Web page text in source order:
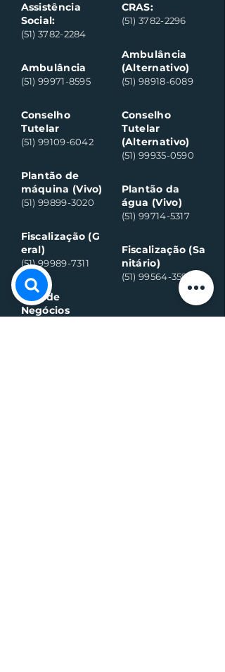
Assistência
Social:
(51) 3782-2284
Ambulância
(51) 99971-8595
Conselho
Tutelar
(51) 99109-6042
Plantão de
máquina (Vivo)
(51) 99899-3020
Fiscalização (G
eral)
(51) 99989-7311
Sala de
Negócios
CRAS:
(51) 3782-2296
Ambulância
(Alternativo)
(51) 98918-6089
Conselho
Tutelar
(Alternativo)
(51) 99935-0590
Plantão da
água (Vivo)
(51) 99714-5317
Fiscalização (Sa
nitário)
(51) 99564-3598